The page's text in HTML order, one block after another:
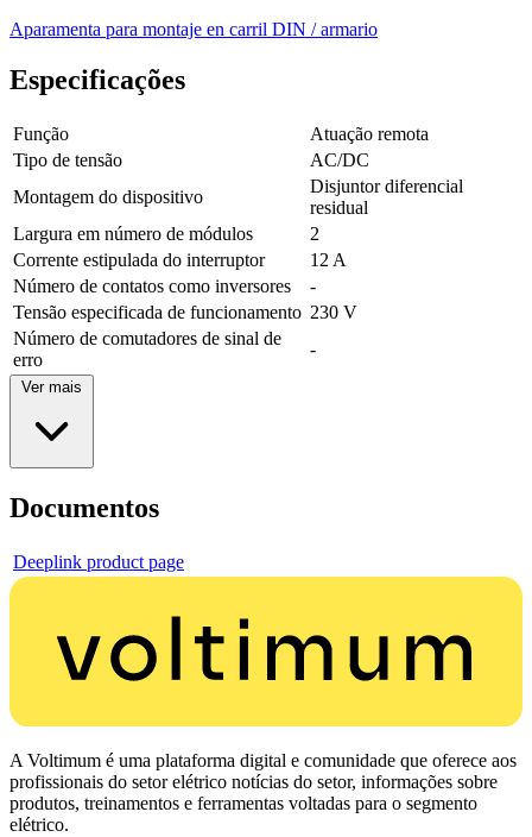
Aparamenta para montaje en carril DIN / armario
Especificações
Função
Atuação remota
Tipo de tensão
AC/DC
Montagem do dispositivo
Disjuntor diferencial
residual
Largura em número de módulos
2
Corrente estipulada do interruptor
12 A
Número de contatos como inversores
-
Tensão especificada de funcionamento 230 V
Número de comutadores de sinal de
erro
-
Ver mais
Documentos
Deeplink product page
A Voltimum é uma plataforma digital e comunidade que oferece aos
profissionais do setor elétrico notícias do setor, informações sobre
produtos, treinamentos e ferramentas voltadas para o segmento
elétrico.